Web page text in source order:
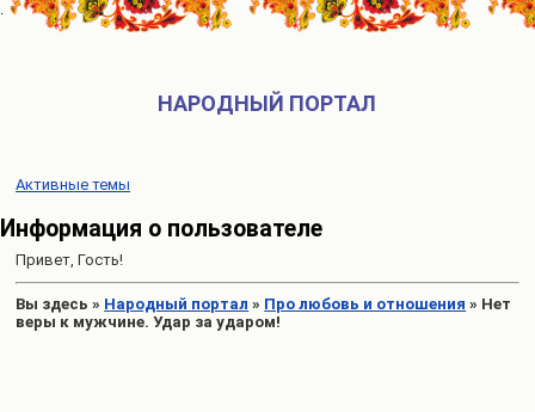
НАРОДНЫЙ ПОРТАЛ
Активные темы
Информация о пользователе
Привет, Гость!
Вы здесь » Народный портал » Про любовь и отношения » Нет
веры к мужчине. Удар за ударом!